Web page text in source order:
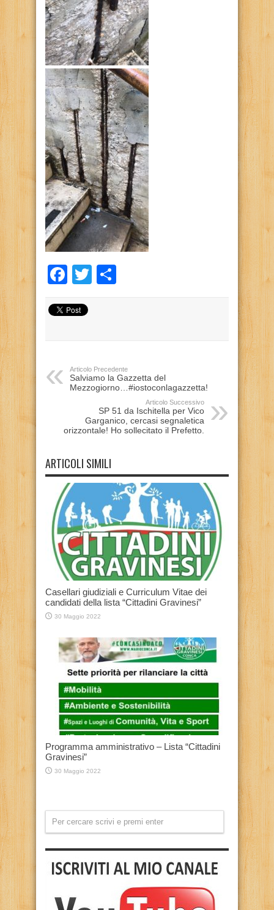
Facebook
Twitter
Articolo Precedente
Salviamo la Gazzetta del
Mezzogiorno…#iostoconlagazzetta!
Articolo Successivo
SP 51 da Ischitella per Vico
Garganico, cercasi segnaletica
orizzontale! Ho sollecitato il Prefetto.
ARTICOLI SIMILI
Casellari giudiziali e Curriculum Vitae dei
candidati della lista “Cittadini Gravinesi”
30 Maggio 2022
Programma amministrativo – Lista “Cittadini
Gravinesi”
30 Maggio 2022